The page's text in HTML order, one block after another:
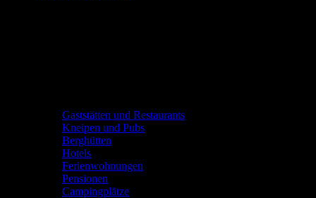
Gaststätten und Restaurants
Kneipen und Pubs
Berghütten
Hotels
Ferienwohnungen
Pensionen
Campingplätze